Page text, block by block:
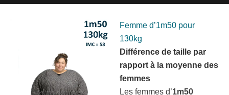
Femme d’1m50 pour
130kg
Différence de taille par
rapport à la moyenne des
femmes
Les femmes d’1m50